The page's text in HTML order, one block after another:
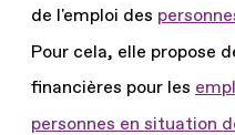
de l'emploi des
Pour cela, elle propose
financières pour les
personnes en situation